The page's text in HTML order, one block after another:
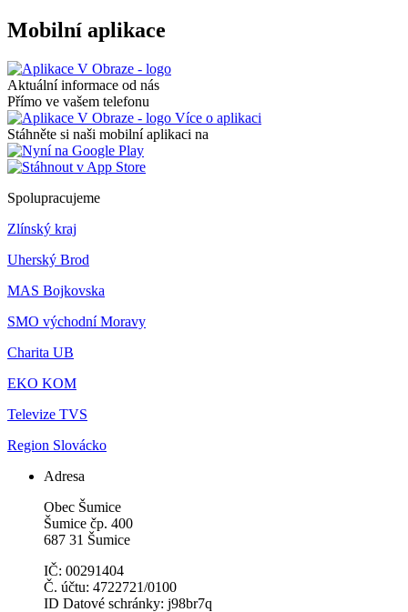
Mobilní aplikace
Aktuální informace od nás
Přímo ve vašem telefonu
Více o aplikaci
Stáhněte si naši mobilní aplikaci na
Spolupracujeme
Zlínský kraj
Uherský Brod
MAS Bojkovska
SMO východní Moravy
Charita UB
EKO KOM
Televize TVS
Region Slovácko
Adresa
Obec Šumice
Šumice čp. 400
687 31 Šumice
IČ: 00291404
Č. účtu: 4722721/0100
ID Datové schránky: j98br7q